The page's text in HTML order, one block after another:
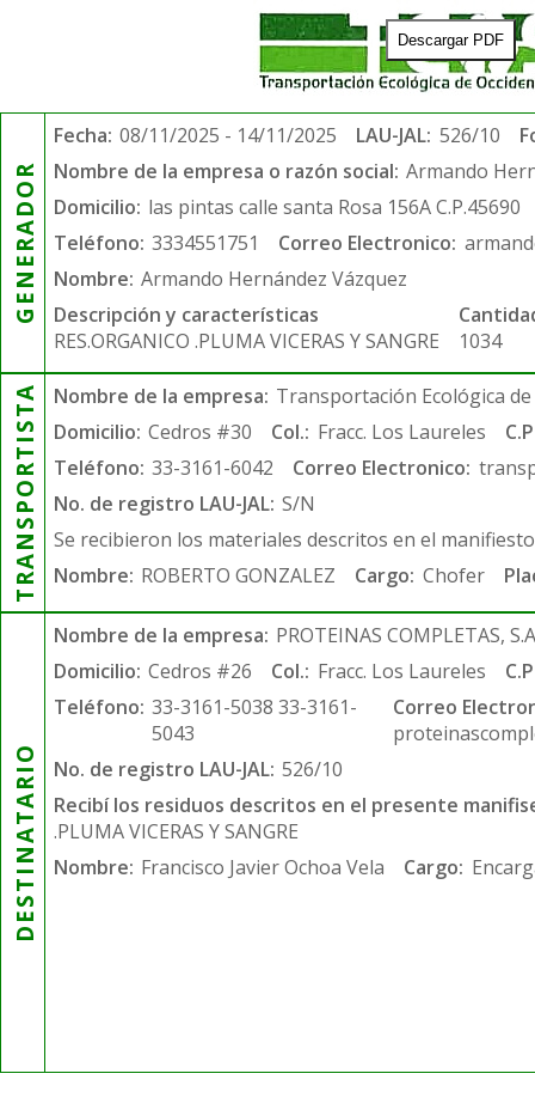
Descargar PDF
GENERADOR
Fecha: 08/11/2025 - 14/11/2025 LAU-JAL: 526/10
Nombre de la empresa o razón social: Armando
Domicilio: las pintas calle santa Rosa 156A C.P.45690
Teléfono: 3334551751 Correo Electronico:
Nombre: Armando Hernández Vázquez
Descripción y características
RES.ORGANICO .PLUMA VICERAS Y SANGRE
1034
TRANSPORTISTA Nombre de la empresa: Transportación Ecológica de
Domicilio: Cedros #30 Col.: Fracc. Los Laureles
Teléfono: 33-3161-6042 Correo Electronico:
No. de registro LAU-JAL: S/N
Se recibieron los materiales descritos en el
Nombre: ROBERTO GONZALEZ Cargo: Chofer
DESTINATARIO
Nombre de la empresa: PROTEINAS COMPLETAS,
Domicilio: Cedros #26 Col.: Fracc. Los Laureles
Teléfono: 33-3161-5038 33-3161-
5043
Correo
No. de registro LAU-JAL: 526/10
Recibí los residuos descritos en el presente
.PLUMA VICERAS Y SANGRE
Nombre: Francisco Javier Ochoa Vela Cargo: